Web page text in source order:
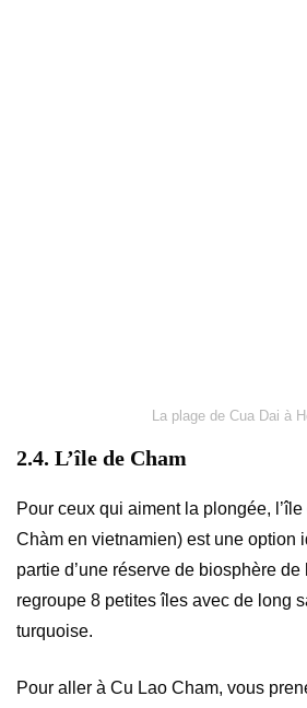
La plage de Cua Dai à
2.4. L’île de Cham
Pour ceux qui aiment la plongée,
Chàm en vietnamien) est une option
partie d’une réserve de biosphère de
regroupe 8 petites îles avec de long
turquoise.
Pour aller à Cu Lao Cham, vous